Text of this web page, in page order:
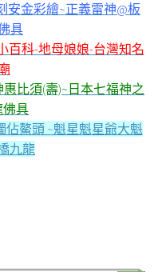
安金彩繪~正義雷神@板
具
百科-地母娘娘-台灣知名
惠比須(壽)~日本七福神之
佛具
佔鰲頭 ~魁星魁星爺大魁
九龍